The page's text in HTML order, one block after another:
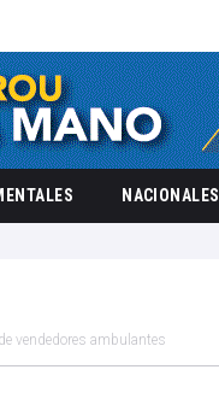
NACIONALES
vendedores ambulantes